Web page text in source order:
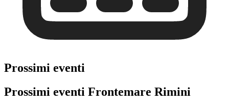
Prossimi eventi
Prossimi eventi Frontemare Rimini